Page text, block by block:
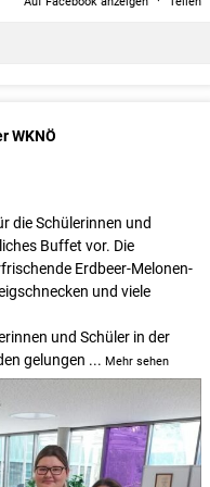
WKNÖ
die Schülerinnen und
Buffet vor. Die
Erdbeer-Melonen-
und viele
und Schüler in der
gelungen ... Mehr sehen